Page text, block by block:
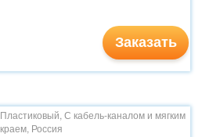
Заказать
Пластиковый, С кабель-каналом и мягким
краем, Россия